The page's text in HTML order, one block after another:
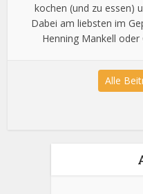
kochen (und zu essen)
Dabei am liebsten im
Henning Mankell
Alle